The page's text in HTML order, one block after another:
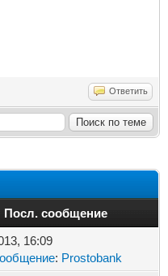
Ответить
Посл. сообщение
16:09
: Prostobank